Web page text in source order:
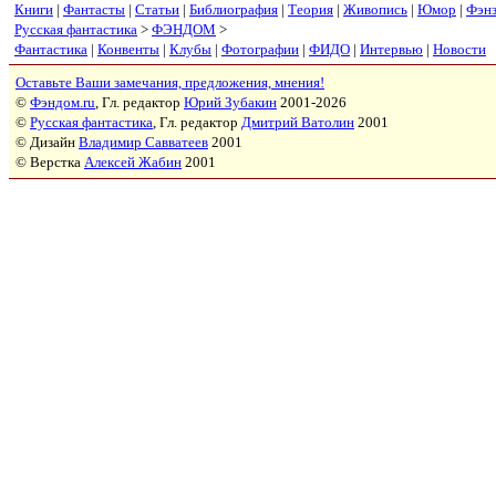
Книги | Фантасты | Статьи | Библиография | Теория | Живопись | Юмор |
Русская фантастика > ФЭНДОМ >
Фантастика | Конвенты | Клубы | Фотографии | ФИДО | Интервью | Новости
Оставьте Ваши замечания, предложения, мнения!
© Фэндом.ru, Гл. редактор Юрий Зубакин 2001-2026
© Русская фантастика, Гл. редактор Дмитрий Ватолин 2001
© Дизайн Владимир Савватеев 2001
© Верстка Алексей Жабин 2001